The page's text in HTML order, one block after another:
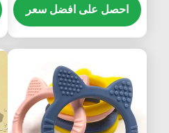
احصل على افضل سعر